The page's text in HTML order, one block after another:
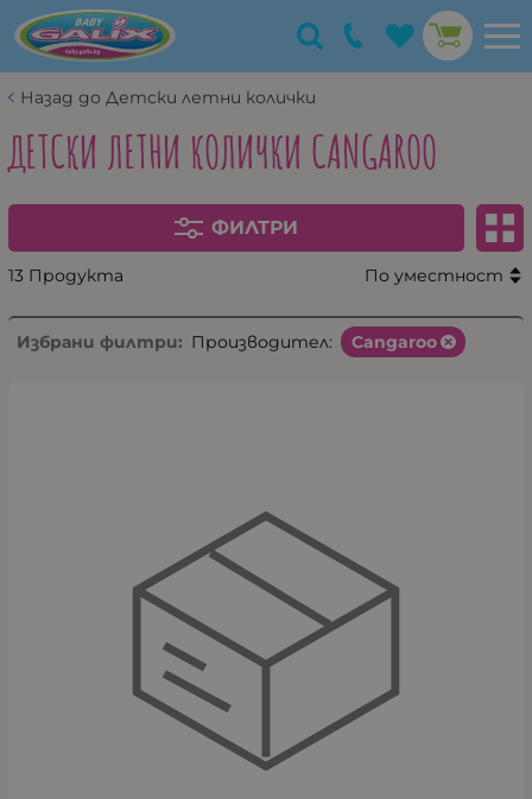
Назад до Детски летни колички
ДЕТСКИ ЛЕТНИ КОЛИЧКИ CANGAROO
ФИЛТРИ
13 Продукта По уместност
Избрани филтри: Производител: Cangaroo